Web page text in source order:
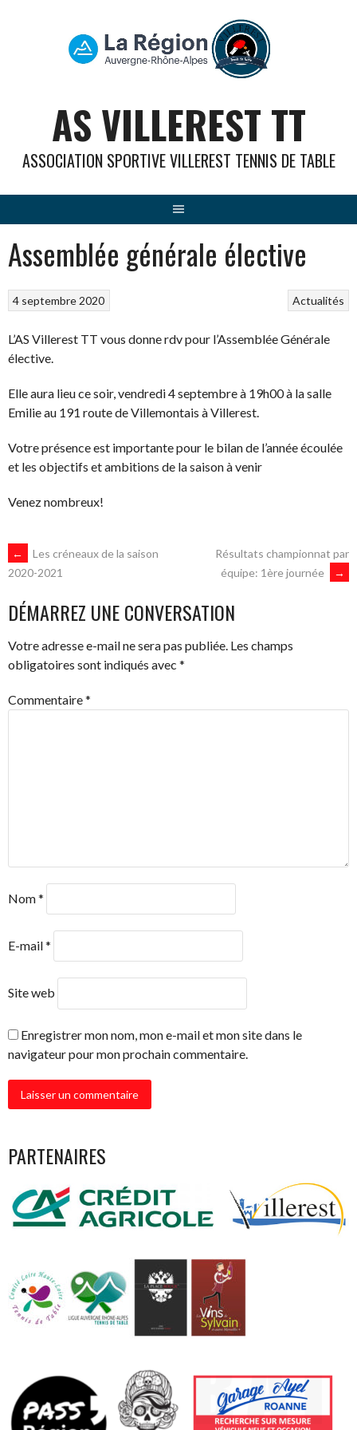
AS VILLEREST TT
ASSOCIATION SPORTIVE VILLEREST TENNIS DE TABLE
Assemblée générale élective
Actualités
4 septembre 2020
L’AS Villerest TT vous donne rdv pour l’Assemblée Générale
élective.
Elle aura lieu ce soir, vendredi 4 septembre à 19h00 à la salle
Emilie au 191 route de Villemontais à Villerest.
Votre présence est importante pour le bilan de l’année écoulée
et les objectifs et ambitions de la saison à venir
Venez nombreux!
NAVIGATION
DES
ARTICLES
←
Les créneaux de la saison
2020-2021
Résultats championnat par
équipe: 1ère journée
→
DÉMARREZ UNE CONVERSATION
Votre adresse e-mail ne sera pas publiée. Les champs
obligatoires sont indiqués avec *
Commentaire*
Nom*
E-mail*
Site web
Enregistrer mon nom, mon e-mail et mon site dans le
navigateur pour mon prochain commentaire.
PARTENAIRES